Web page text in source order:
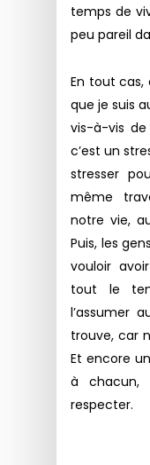
temps de
peu pareil
En tout cas,
que je suis
vis-à-vis
c’est un
stresser
même
notre vie,
Puis, les
vouloir
tout le
l’assumer
trouve, car
Et encore
à chacun,
respecter.